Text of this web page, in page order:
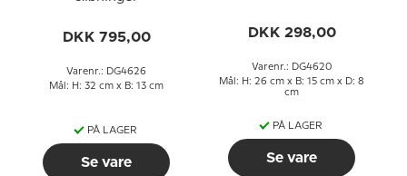
DKK 795,00
Varenr.: DG4626
Mål: H: 32 cm x B: 13 cm
PÅ LAGER
Se vare
DKK 298,00
Varenr.: DG4620
Mål: H: 26 cm x B: 15 cm x D: 8
cm
PÅ LAGER
Se vare